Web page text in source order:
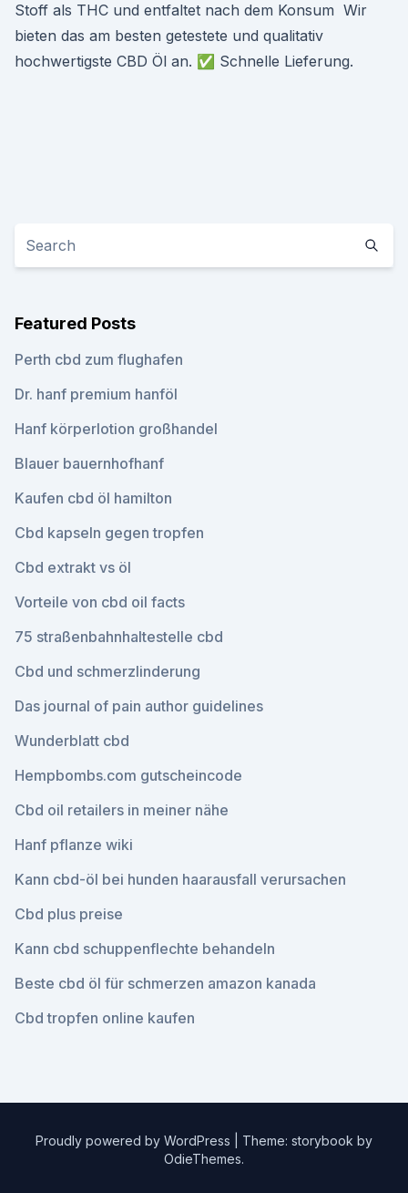
Stoff als THC und entfaltet nach dem Konsum Wir
bieten das am besten getestete und qualitativ
hochwertigste CBD Öl an. ✅ Schnelle Lieferung.
Featured Posts
Perth cbd zum flughafen
Dr. hanf premium hanföl
Hanf körperlotion großhandel
Blauer bauernhofhanf
Kaufen cbd öl hamilton
Cbd kapseln gegen tropfen
Cbd extrakt vs öl
Vorteile von cbd oil facts
75 straßenbahnhaltestelle cbd
Cbd und schmerzlinderung
Das journal of pain author guidelines
Wunderblatt cbd
Hempbombs.com gutscheincode
Cbd oil retailers in meiner nähe
Hanf pflanze wiki
Kann cbd-öl bei hunden haarausfall verursachen
Cbd plus preise
Kann cbd schuppenflechte behandeln
Beste cbd öl für schmerzen amazon kanada
Cbd tropfen online kaufen
Proudly powered by WordPress
Theme: storybook by
OdieThemes.